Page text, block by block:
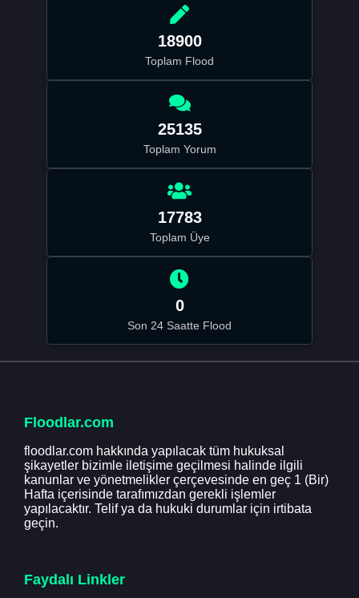
18900
Toplam Flood
25135
Toplam Yorum
17783
Toplam Üye
0
Son 24 Saatte Flood
Floodlar.com
floodlar.com hakkında yapılacak tüm hukuksal
şikayetler bizimle iletişime geçilmesi halinde ilgili
kanunlar ve yönetmelikler çerçevesinde en geç 1 (Bir)
Hafta içerisinde tarafımızdan gerekli işlemler
yapılacaktır. Telif ya da hukuki durumlar için irtibata
geçin.
Faydalı Linkler